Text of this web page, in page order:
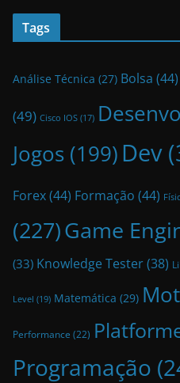
Tags
Análise Técnica (27) Bolsa (44)
(49) Cisco IOS (17)
Jogos (199)Dev
Forex(44) Formação (44)
(227)Game
(33) Knowledge Tester(38)
Level (19) Matemática (29)
Performance (22)
Programação